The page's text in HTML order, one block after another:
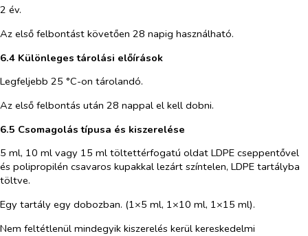
2 év.
Az első felbontást követően 28 napig használható.
6.4 Különleges tárolási előírások
Legfeljebb 25 °C-on tárolandó.
Az első felbontás után 28 nappal el kell dobni.
6.5 Csomagolás típusa és kiszerelése
5 ml, 10 ml vagy 15 ml töltettérfogatú oldat LDPE cseppentővel
és polipropilén csavaros kupakkal lezárt színtelen, LDPE tartályba
töltve.
Egy tartály egy dobozban. (1×5 ml, 1×10 ml, 1×15 ml).
Nem feltétlenül mindegyik kiszerelés kerül kereskedelmi